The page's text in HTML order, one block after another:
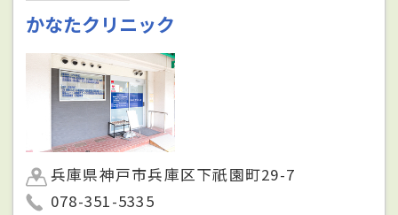
かなたクリニック
兵庫県神戸市兵庫区下祇園町29-7
078-351-5335